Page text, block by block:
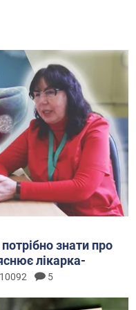
знати про
лікарка-
10092 5